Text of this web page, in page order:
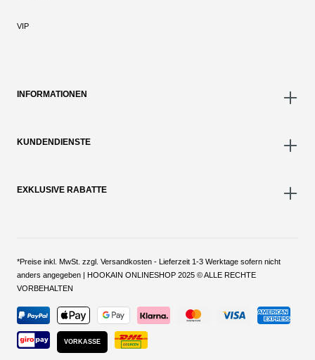
VIP
INFORMATIONEN
KUNDENDIENSTE
EXKLUSIVE RABATTE
*Preise inkl. MwSt. zzgl. Versandkosten - Lieferzeit 1-3 Werktage sofern nicht
anders angegeben | HOOKAIN ONLINESHOP 2025 © ALLE RECHTE
VORBEHALTEN
VORKASSE